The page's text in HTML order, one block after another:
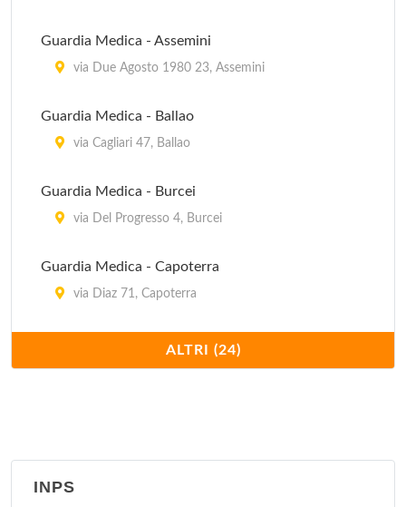
Guardia Medica - Assemini
via Due Agosto 1980 23, Assemini
Guardia Medica - Ballao
via Cagliari 47, Ballao
Guardia Medica - Burcei
via Del Progresso 4, Burcei
Guardia Medica - Capoterra
via Diaz 71, Capoterra
Guardia Medica - Decimomannu
via Stazione , Decimomannu
Guardia Medica - Dolianova
ALTRI (24)
INPS